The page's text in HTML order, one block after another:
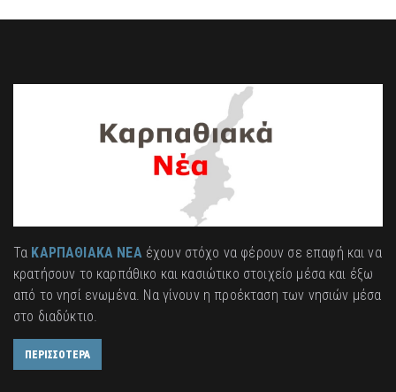
Τα ΚΑΡΠΑΘΙΑΚΑ ΝΕΑέχουν στόχο να φέρουν σε επαφή και να
κρατήσουν το καρπάθικο και κασιώτικο στοιχείο μέσα και έξω
από το νησί ενωμένα. Να γίνουν η προέκταση των νησιών μέσα
στο διαδύκτιο.
ΠΕΡΙΣΣΟΤΕΡΑ